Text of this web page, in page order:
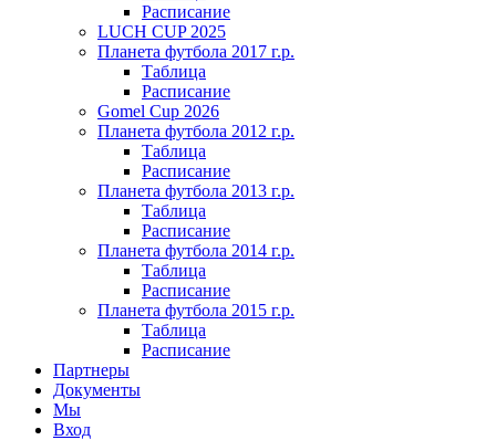
Расписание
LUCH CUP 2025
Планета футбола 2017 г.р.
Таблица
Расписание
Gomel Cup 2026
Планета футбола 2012 г.р.
Таблица
Расписание
Планета футбола 2013 г.р.
Таблица
Расписание
Планета футбола 2014 г.р.
Таблица
Расписание
Планета футбола 2015 г.р.
Таблица
Расписание
Партнеры
Документы
Мы
Вход